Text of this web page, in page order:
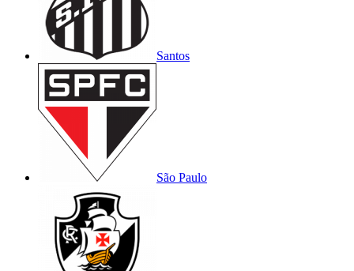
Santos
São Paulo